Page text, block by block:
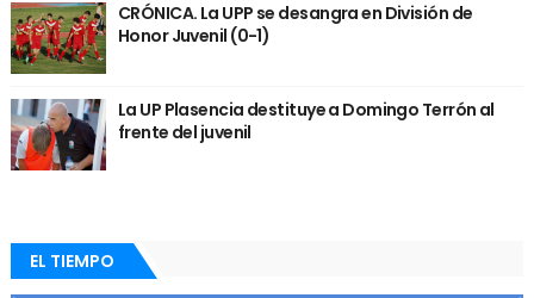
CRÓNICA. La UPP se desangra en División de
Honor Juvenil (0-1)
La UP Plasencia destituye a Domingo Terrón al
frente del juvenil
EL TIEMPO